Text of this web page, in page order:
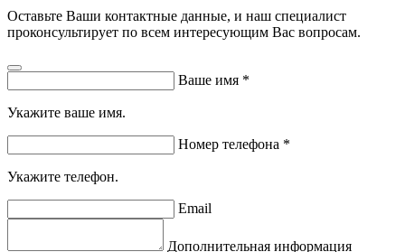
Оставьте Ваши контактные данные, и наш специалист
проконсультирует по всем интересующим Вас вопросам.
Ваше имя *
Укажите ваше имя.
Номер телефона *
Укажите телефон.
Email
Дополнительная информация